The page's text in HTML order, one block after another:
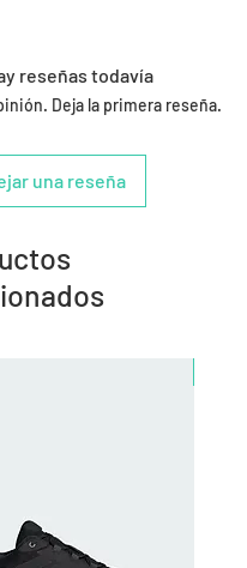
reseñas todavía
Deja la primera reseña.
una reseña